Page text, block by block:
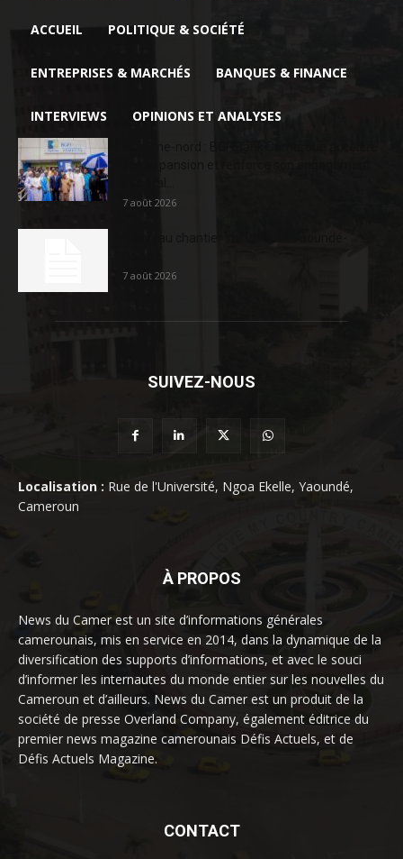
ACCUEIL POLITIQUE & SOCIÉTÉ
ENTREPRISES & MARCHÉS BANQUES & FINANCE
INTERVIEWS OPINIONS ET ANALYSES
7 août 2026
7 août 2026
SUIVEZ-NOUS
Localisation : Rue de l'Université, Ngoa Ekelle, Yaoundé,
Cameroun
À PROPOS
News du Camer est un site d’informations générales
camerounais, mis en service en 2014, dans la dynamique de la
diversification des supports d’informations, et avec le souci
d’informer les internautes du monde entier sur les nouvelles du
Cameroun et d’ailleurs. News du Camer est un produit de la
société de presse Overland Company, également éditrice du
premier news magazine camerounais Défis Actuels, et de
Défis Actuels Magazine.
CONTACT